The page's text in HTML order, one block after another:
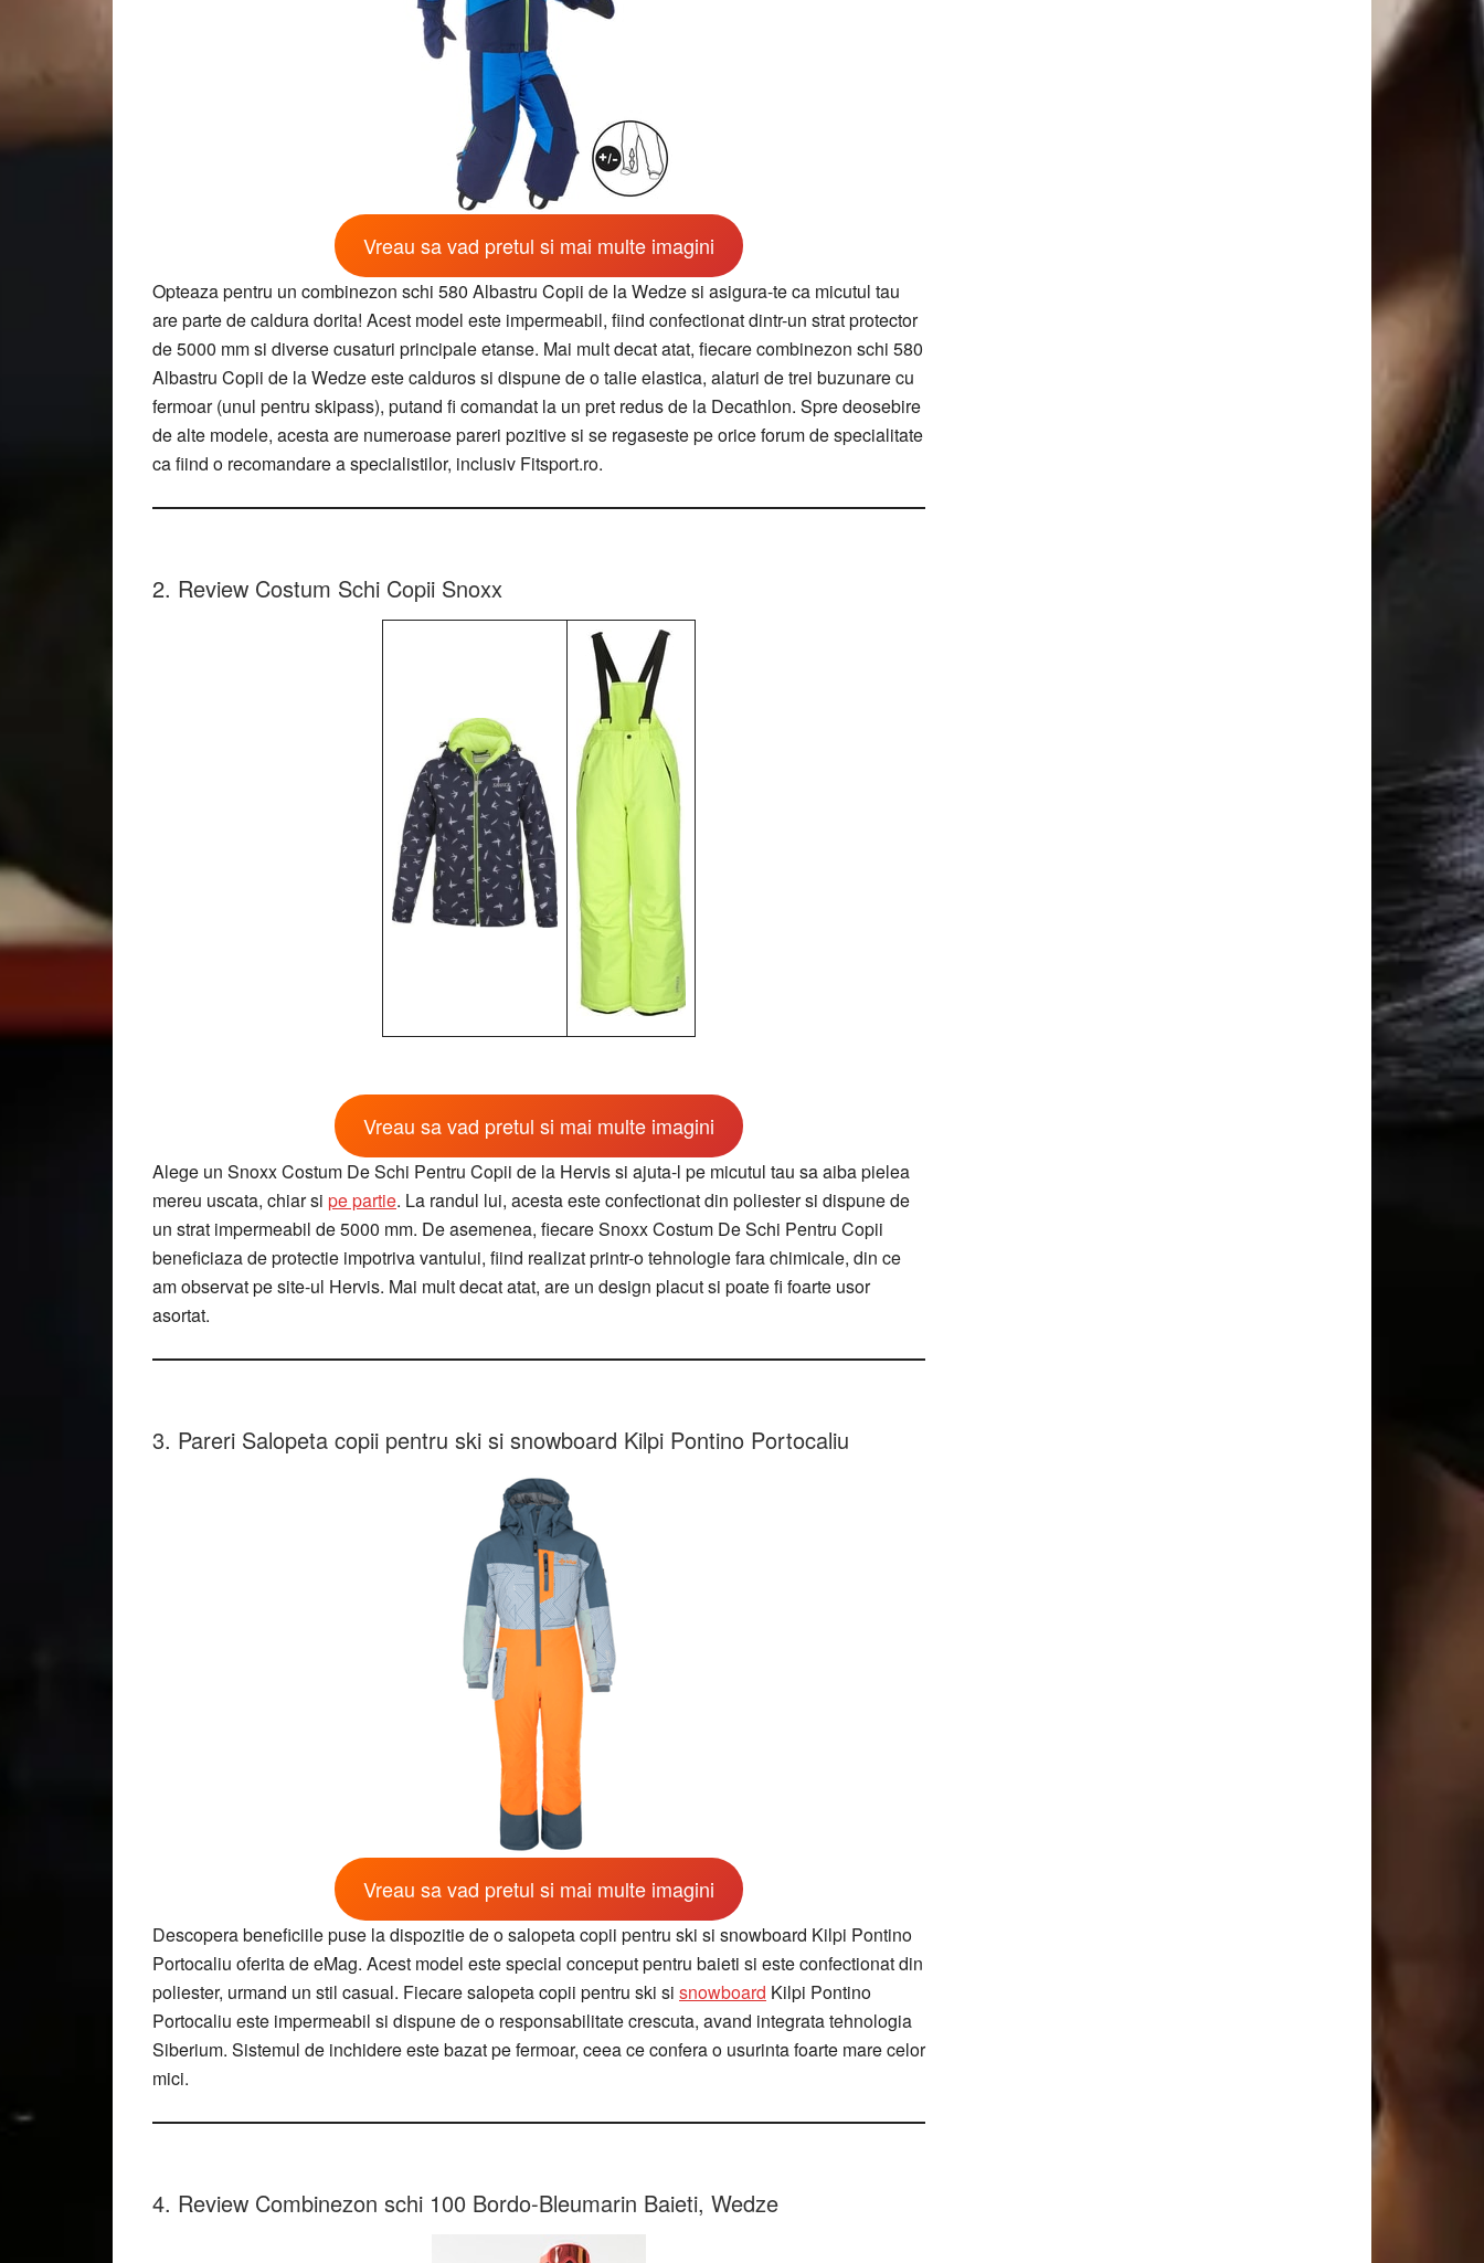
Vreau sa vad pretul si mai multe imagini
Opteaza pentru un combinezon schi 580 Albastru Copii de la Wedze si asigura-te ca micutul tau
are parte de caldura dorita! Acest model este impermeabil, fiind confectionat dintr-un strat protector
de 5000 mm si diverse cusaturi principale etanse. Mai mult decat atat, fiecare combinezon schi 580
Albastru Copii de la Wedze este calduros si dispune de o talie elastica, alaturi de trei buzunare cu
fermoar (unul pentru skipass), putand fi comandat la un pret redus de la Decathlon. Spre deosebire
de alte modele, acesta are numeroase pareri pozitive si se regaseste pe orice forum de specialitate
ca fiind o recomandare a specialistilor, inclusiv Fitsport.ro.
2. Review Costum Schi Copii Snoxx
Vreau sa vad pretul si mai multe imagini
Alege un Snoxx Costum De Schi Pentru Copii de la Hervis si ajuta-l pe micutul tau sa aiba pielea
mereu uscata, chiar si pe partie. La randul lui, acesta este confectionat din poliester si dispune de
un strat impermeabil de 5000 mm. De asemenea, fiecare Snoxx Costum De Schi Pentru Copii
beneficiaza de protectie impotriva vantului, fiind realizat printr-o tehnologie fara chimicale, din ce
am observat pe site-ul Hervis. Mai mult decat atat, are un design placut si poate fi foarte usor
asortat.
3. Pareri Salopeta copii pentru ski si snowboard Kilpi Pontino Portocaliu
Vreau sa vad pretul si mai multe imagini
Descopera beneficiile puse la dispozitie de o salopeta copii pentru ski si snowboard Kilpi Pontino
Portocaliu oferita de eMag. Acest model este special conceput pentru baieti si este confectionat din
poliester, urmand un stil casual. Fiecare salopeta copii pentru ski si snowboard Kilpi Pontino
Portocaliu este impermeabil si dispune de o responsabilitate crescuta, avand integrata tehnologia
Siberium. Sistemul de inchidere este bazat pe fermoar, ceea ce confera o usurinta foarte mare celor
mici.
4. Review Combinezon schi 100 Bordo-Bleumarin Baieti, Wedze